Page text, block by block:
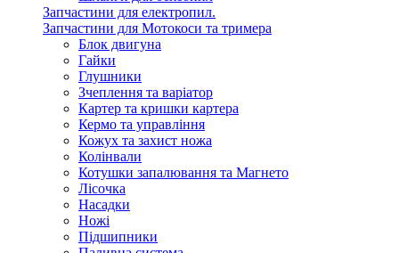
Запчастини для електропил.
Запчастини для Мотокоси та тримера
Блок двигуна
Гайки
Глушники
Зчеплення та варіатор
Картер та кришки картера
Кермо та управління
Кожух та захист ножа
Колінвали
Котушки запалювання та Магнето
Лісочка
Насадки
Ножі
Підшипники